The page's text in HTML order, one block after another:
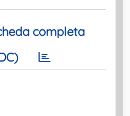
completa